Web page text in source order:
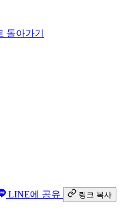
돌아가기
LINE에 공유 링크 복사